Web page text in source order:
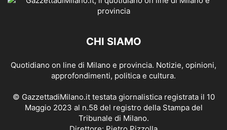
CHI SIAMO
Quotidiano on line di Milano e provincia. Notizie, opinioni,
approfondimenti, politica e cultura.
© GazzettadiMilano.it testata giornalistica registrata il 10
Maggio 2023 al n.58 del registro della Stampa del
Tribunale di Milano.